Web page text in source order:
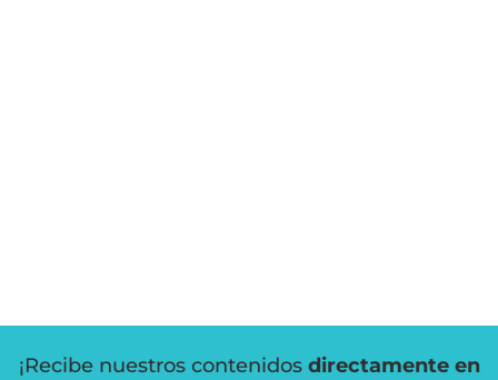
¡Recibe nuestros contenidos directamente en